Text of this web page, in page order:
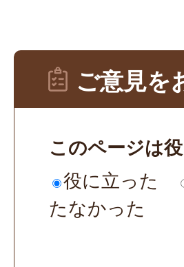
ご意見を
このページは
役に立った
たなかった